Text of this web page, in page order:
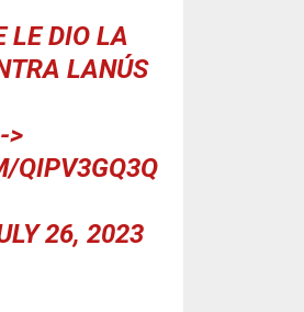
LE DIO LA
LANÚS
>
QIPV3GQ3Q
26, 2023